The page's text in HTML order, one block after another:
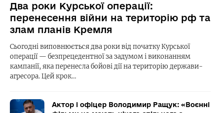
Два роки Курської операції:
перенесення війни на територію рф та
злам планів Кремля
Сьогодні виповнюється два роки від початку Курської
операції — безпрецедентної за задумом і виконанням
кампанії, яка перенесла бойові дії на територію держави-
агресора. Цей крок…
Актор і офіцер Володимир Ращук: «Воєнні